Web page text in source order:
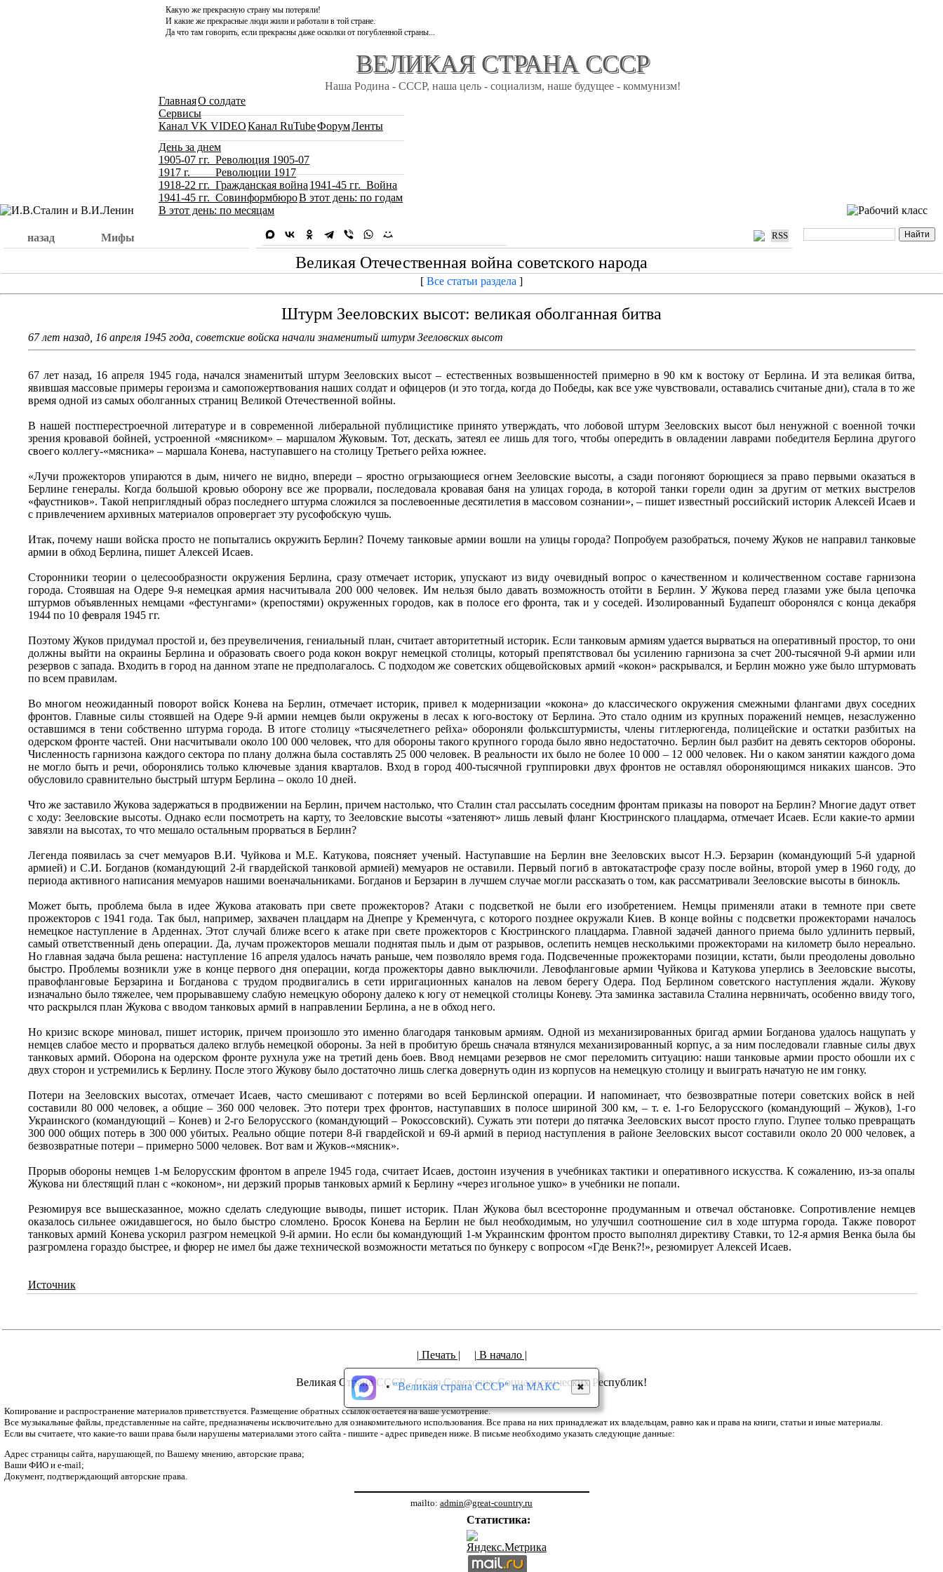
Какую же прекрасную страну мы потеряли!
И какие же прекрасные люди жили и работали в той стране.
Да что там говорить, если прекрасны даже осколки от погубленной страны...
ВЕЛИКАЯ СТРАНА СССР
Наша Родина - СССР, наша цель - социализм, наше будущее - коммунизм!
ГлавнаяО солдате
Сервисы
Канал VK VIDEOКанал RuTubeФорумЛенты
День за днем
1905-07 гг. Революция 1905-07
1917 г. Революции 1917
1918-22 гг. Гражданская война 1941-45 гг. Война
1941-45 гг. СовинформбюроВ этот день: по годам
В этот день: по месяцам
назад Мифы RSS
Великая Отечественная война советского народа
[ Все статьи раздела ]
Штурм Зееловских высот: великая оболганная битва
67 лет назад, 16 апреля 1945 года, советские войска начали знаменитый штурм Зееловских высот
67 лет назад, 16 апреля 1945 года, начался знаменитый штурм Зееловских высот – естественных возвышенностей примерно в 90 км к востоку от Берлина. И эта великая битва,
явившая массовые примеры героизма и самопожертвования наших солдат и офицеров (и это тогда, когда до Победы, как все уже чувствовали, оставались считаные дни), стала в то же
время одной из самых оболганных страниц Великой Отечественной войны.
В нашей постперестроечной литературе и в современной либеральной публицистике принято утверждать, что лобовой штурм Зееловских высот был ненужной с военной точки
зрения кровавой бойней, устроенной «мясником» – маршалом Жуковым. Тот, дескать, затеял ее лишь для того, чтобы опередить в овладении лаврами победителя Берлина другого
своего коллегу-«мясника» – маршала Конева, наступавшего на столицу Третьего рейха южнее.
«Лучи прожекторов упираются в дым, ничего не видно, впереди – яростно огрызающиеся огнем Зееловские высоты, а сзади погоняют борющиеся за право первыми оказаться в
Берлине генералы. Когда большой кровью оборону все же прорвали, последовала кровавая баня на улицах города, в которой танки горели один за другим от метких выстрелов
«фаустников». Такой неприглядный образ последнего штурма сложился за послевоенные десятилетия в массовом сознании», – пишет известный российский историк Алексей Исаев и
с привлечением архивных материалов опровергает эту русофобскую чушь.
Итак, почему наши войска просто не попытались окружить Берлин? Почему танковые армии вошли на улицы города? Попробуем разобраться, почему Жуков не направил танковые
армии в обход Берлина, пишет Алексей Исаев.
Сторонники теории о целесообразности окружения Берлина, сразу отмечает историк, упускают из виду очевидный вопрос о качественном и количественном составе гарнизона
города. Стоявшая на Одере 9-я немецкая армия насчитывала 200 000 человек. Им нельзя было давать возможность отойти в Берлин. У Жукова перед глазами уже была цепочка
штурмов объявленных немцами «фестунгами» (крепостями) окруженных городов, как в полосе его фронта, так и у соседей. Изолированный Будапешт оборонялся с конца декабря
1944 по 10 февраля 1945 гг.
Поэтому Жуков придумал простой и, без преувеличения, гениальный план, считает авторитетный историк. Если танковым армиям удается вырваться на оперативный простор, то они
должны выйти на окраины Берлина и образовать своего рода кокон вокруг немецкой столицы, который препятствовал бы усилению гарнизона за счет 200-тысячной 9-й армии или
резервов с запада. Входить в город на данном этапе не предполагалось. С подходом же советских общевойсковых армий «кокон» раскрывался, и Берлин можно уже было штурмовать
по всем правилам.
Во многом неожиданный поворот войск Конева на Берлин, отмечает историк, привел к модернизации «кокона» до классического окружения смежными флангами двух соседних
фронтов. Главные силы стоявшей на Одере 9-й армии немцев были окружены в лесах к юго-востоку от Берлина. Это стало одним из крупных поражений немцев, незаслуженно
оставшимся в тени собственно штурма города. В итоге столицу «тысячелетнего рейха» обороняли фольксштурмисты, члены гитлерюгенда, полицейские и остатки разбитых на
одерском фронте частей. Они насчитывали около 100 000 человек, что для обороны такого крупного города было явно недостаточно. Берлин был разбит на девять секторов обороны.
Численность гарнизона каждого сектора по плану должна была составлять 25 000 человек. В реальности их было не более 10 000 – 12 000 человек. Ни о каком занятии каждого дома
не могло быть и речи, оборонялись только ключевые здания кварталов. Вход в город 400-тысячной группировки двух фронтов не оставлял обороняющимся никаких шансов. Это
обусловило сравнительно быстрый штурм Берлина – около 10 дней.
Что же заставило Жукова задержаться в продвижении на Берлин, причем настолько, что Сталин стал рассылать соседним фронтам приказы на поворот на Берлин? Многие дадут ответ
с ходу: Зееловские высоты. Однако если посмотреть на карту, то Зееловские высоты «затеняют» лишь левый фланг Кюстринского плацдарма, отмечает Исаев. Если какие-то армии
завязли на высотах, то что мешало остальным прорваться в Берлин?
Легенда появилась за счет мемуаров В.И. Чуйкова и М.Е. Катукова, поясняет ученый. Наступавшие на Берлин вне Зееловских высот Н.Э. Берзарин (командующий 5-й ударной
армией) и С.И. Богданов (командующий 2-й гвардейской танковой армией) мемуаров не оставили. Первый погиб в автокатастрофе сразу после войны, второй умер в 1960 году, до
периода активного написания мемуаров нашими военачальниками. Богданов и Берзарин в лучшем случае могли рассказать о том, как рассматривали Зееловские высоты в бинокль.
Может быть, проблема была в идее Жукова атаковать при свете прожекторов? Атаки с подсветкой не были его изобретением. Немцы применяли атаки в темноте при свете
прожекторов с 1941 года. Так был, например, захвачен плацдарм на Днепре у Кременчуга, с которого позднее окружали Киев. В конце войны с подсветки прожекторами началось
немецкое наступление в Арденнах. Этот случай ближе всего к атаке при свете прожекторов с Кюстринского плацдарма. Главной задачей данного приема было удлинить первый,
самый ответственный день операции. Да, лучам прожекторов мешали поднятая пыль и дым от разрывов, ослепить немцев несколькими прожекторами на километр было нереально.
Но главная задача была решена: наступление 16 апреля удалось начать раньше, чем позволяло время года. Подсвеченные прожекторами позиции, кстати, были преодолены довольно
быстро. Проблемы возникли уже в конце первого дня операции, когда прожекторы давно выключили. Левофланговые армии Чуйкова и Катукова уперлись в Зееловские высоты,
правофланговые Берзарина и Богданова с трудом продвигались в сети ирригационных каналов на левом берегу Одера. Под Берлином советского наступления ждали. Жукову
изначально было тяжелее, чем прорывавшему слабую немецкую оборону далеко к югу от немецкой столицы Коневу. Эта заминка заставила Сталина нервничать, особенно ввиду того,
что раскрылся план Жукова с вводом танковых армий в направлении Берлина, а не в обход него.
Но кризис вскоре миновал, пишет историк, причем произошло это именно благодаря танковым армиям. Одной из механизированных бригад армии Богданова удалось нащупать у
немцев слабое место и прорваться далеко вглубь немецкой обороны. За ней в пробитую брешь сначала втянулся механизированный корпус, а за ним последовали главные силы двух
танковых армий. Оборона на одерском фронте рухнула уже на третий день боев. Ввод немцами резервов не смог переломить ситуацию: наши танковые армии просто обошли их с
двух сторон и устремились к Берлину. После этого Жукову было достаточно лишь слегка довернуть один из корпусов на немецкую столицу и выиграть начатую не им гонку.
Потери на Зееловских высотах, отмечает Исаев, часто смешивают с потерями во всей Берлинской операции. И напоминает, что безвозвратные потери советских войск в ней
составили 80 000 человек, а общие – 360 000 человек. Это потери трех фронтов, наступавших в полосе шириной 300 км, – т. е. 1-го Белорусского (командующий – Жуков), 1-го
Украинского (командующий – Конев) и 2-го Белорусского (командующий – Рокоссовский). Сужать эти потери до пятачка Зееловских высот просто глупо. Глупее только превращать
300 000 общих потерь в 300 000 убитых. Реально общие потери 8-й гвардейской и 69-й армий в период наступления в районе Зееловских высот составили около 20 000 человек, а
безвозвратные потери – примерно 5000 человек. Вот вам и Жуков-«мясник».
Прорыв обороны немцев 1-м Белорусским фронтом в апреле 1945 года, считает Исаев, достоин изучения в учебниках тактики и оперативного искусства. К сожалению, из-за опалы
Жукова ни блестящий план с «коконом», ни дерзкий прорыв танковых армий к Берлину «через игольное ушко» в учебники не попали.
Резюмируя все вышесказанное, можно сделать следующие выводы, пишет историк. План Жукова был всесторонне продуманным и отвечал обстановке. Сопротивление немцев
оказалось сильнее ожидавшегося, но было быстро сломлено. Бросок Конева на Берлин не был необходимым, но улучшил соотношение сил в ходе штурма города. Также поворот
танковых армий Конева ускорил разгром немецкой 9-й армии. Но если бы командующий 1-м Украинским фронтом просто выполнял директиву Ставки, то 12-я армия Венка была бы
разгромлена гораздо быстрее, и фюрер не имел бы даже технической возможности метаться по бункеру с вопросом «Где Венк?!», резюмирует Алексей Исаев.
Источник
| Печать | | В начало |
Великая Страна СССР - Союз Советских Социалистических Республик!
Копирование и распространение материалов приветствуется. Размещение обратных ссылок остается на ваше усмотрение.
Все музыкальные файлы, представленные на сайте, предназначены исключительно для ознакомительного использования. Все права на них принадлежат их владельцам, равно как и права на книги, статьи и иные материалы.
Если вы считаете, что какие-то ваши права были нарушены материалами этого сайта - пишите - адрес приведен ниже. В письме необходимо указать следующие данные:
Адрес страницы сайта, нарушающей, по Вашему мнению, авторские права;
Ваши ФИО и e-mail;
Документ, подтверждающий авторские права.
mailto: admin@great-country.ru
Статистика:
•"Великая страна СССР" на МАКС ✖